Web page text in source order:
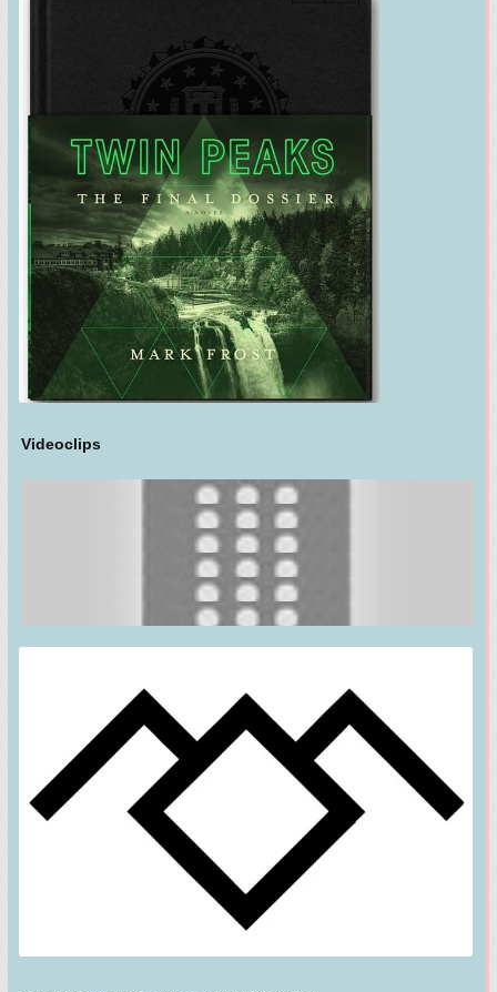
Videoclips